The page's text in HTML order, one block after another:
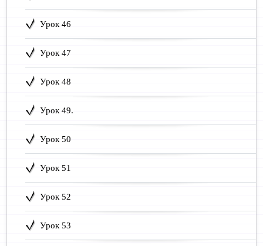
Урок 46
Урок 47
Урок 48
Урок 49.
Урок 50
Урок 51
Урок 52
Урок 53